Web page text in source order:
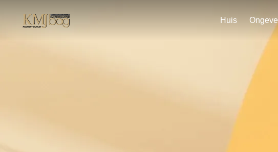
Huis